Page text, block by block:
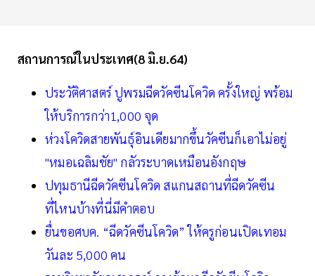
สถานการณ์ในประเทศ(8 มิ.ย.64)
ประวัติศาสตร์ ปูพรมฉีดวัคซีนโควิด ครั้งใหญ่ พร้อม
ให้บริการกว่า1,000 จุด
ห่วงโควิดสายพันธุ์อินเดียมากขึ้นวัคซีนก็เอาไม่อยู่
"หมอเฉลิมชัย" กลัวระบาดเหมือนอังกฤษ
ปทุมธานีฉีดวัคซีนโควิด สแกนสถานที่ฉีดวัคซีน
ที่ไหนบ้างที่นี่มีคำตอบ
ยื่นขอศบค. “ฉีดวัคซีนโควิด” ให้ครูก่อนเปิดเทอม
วันละ 5,000 คน